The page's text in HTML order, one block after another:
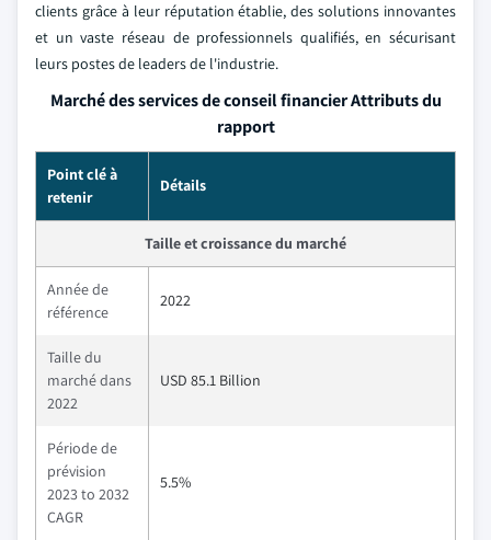
clients grâce à leur réputation établie, des solutions innovantes
et un vaste réseau de professionnels qualifiés, en sécurisant
leurs postes de leaders de l'industrie.
Marché des services de conseil financier Attributs du
rapport
Point clé à
retenir
Détails
Taille et croissance du marché
Année de
référence
2022
Taille du
marché dans
2022
USD 85.1 Billion
Période de
prévision
2023 to 2032
CAGR
5.5%